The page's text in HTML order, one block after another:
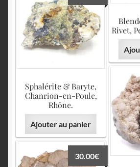
Rivet,
Sphalérite & Baryte,
Chanrion-en-Poule,
Rhône.
Ajouter au panier
30.00€